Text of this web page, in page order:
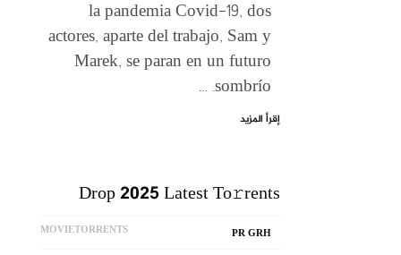
la pandemia Covid-19, dos
actores, aparte del trabajo, Sam y
Marek, se paran en un futuro
sombrío. …
إقرأ المزيد
Drop 2025 Latest To𝚛rents
MOVIETORRENTS PR GRH